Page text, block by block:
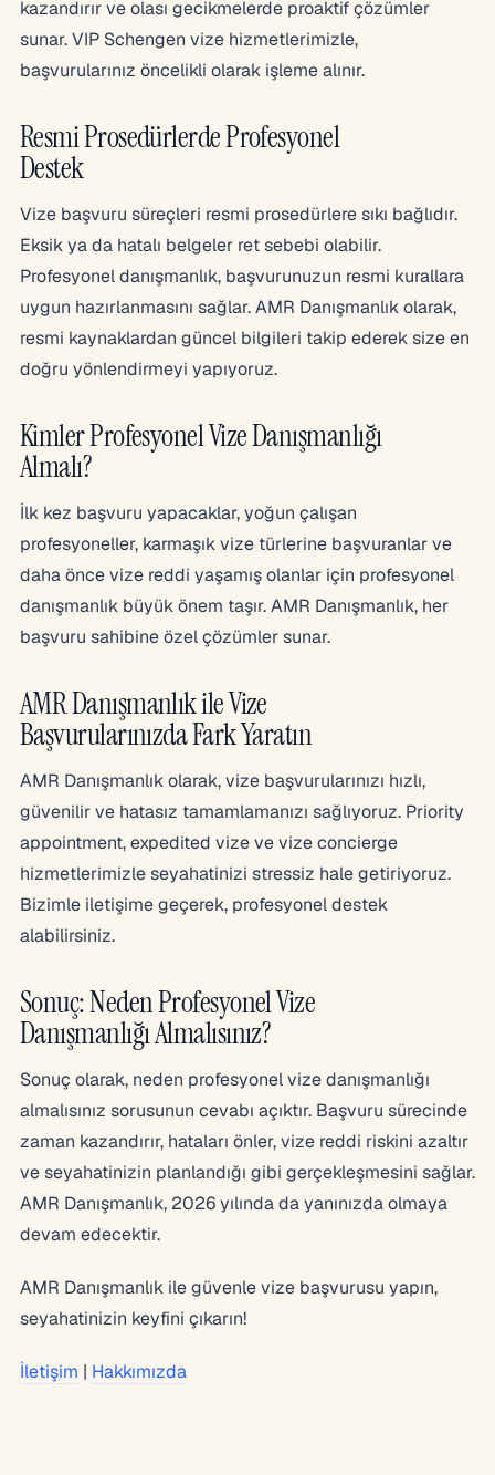
kazandırır ve olası gecikmelerde proaktif çözümler
sunar. VIP Schengen vize hizmetlerimizle,
başvurularınız öncelikli olarak işleme alınır.
Resmi Prosedürlerde Profesyonel
Destek
Vize başvuru süreçleri resmi prosedürlere sıkı bağlıdır.
Eksik ya da hatalı belgeler ret sebebi olabilir.
Profesyonel danışmanlık, başvurunuzun resmi kurallara
uygun hazırlanmasını sağlar. AMR Danışmanlık olarak,
resmi kaynaklardan güncel bilgileri takip ederek size en
doğru yönlendirmeyi yapıyoruz.
Kimler Profesyonel Vize Danışmanlığı
Almalı?
İlk kez başvuru yapacaklar, yoğun çalışan
profesyoneller, karmaşık vize türlerine başvuranlar ve
daha önce vize reddi yaşamış olanlar için profesyonel
danışmanlık büyük önem taşır. AMR Danışmanlık, her
başvuru sahibine özel çözümler sunar.
AMR Danışmanlık ile Vize
Başvurularınızda Fark Yaratın
AMR Danışmanlık olarak, vize başvurularınızı hızlı,
güvenilir ve hatasız tamamlamanızı sağlıyoruz. Priority
appointment, expedited vize ve vize concierge
hizmetlerimizle seyahatinizi stressiz hale getiriyoruz.
Bizimle iletişime geçerek, profesyonel destek
alabilirsiniz.
Sonuç: Neden Profesyonel Vize
Danışmanlığı Almalısınız?
Sonuç olarak, neden profesyonel vize danışmanlığı
almalısınız sorusunun cevabı açıktır. Başvuru sürecinde
zaman kazandırır, hataları önler, vize reddi riskini azaltır
ve seyahatinizin planlandığı gibi gerçekleşmesini sağlar.
AMR Danışmanlık, 2026 yılında da yanınızda olmaya
devam edecektir.
AMR Danışmanlık ile güvenle vize başvurusu yapın,
seyahatinizin keyfini çıkarın!
İletişim | Hakkımızda